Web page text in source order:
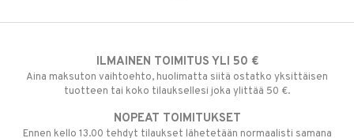
ILMAINEN TOIMITUS YLI 50 €
Aina maksuton vaihtoehto, huolimatta siitä ostatko yksittäisen
tuotteen tai koko tilauksellesi joka ylittää 50 €.
NOPEAT TOIMITUKSET
Ennen kello 13.00 tehdyt tilaukset lähetetään normaalisti samana